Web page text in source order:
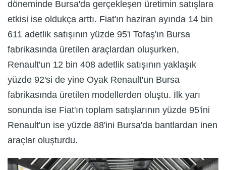
döneminde Bursa'da gerçekleşen üretimin satışlara
etkisi ise oldukça arttı. Fiat'ın haziran ayında 14 bin
611 adetlik satışının yüzde 95'i Tofaş'ın Bursa
fabrikasında üretilen araçlardan oluşurken,
Renault'un 12 bin 408 adetlik satışının yaklaşık
yüzde 92'si de yine Oyak Renault'un Bursa
fabrikasında üretilen modellerden oluştu. İlk yarı
sonunda ise Fiat'ın toplam satışlarının yüzde 95'ini
Renault'un ise yüzde 88'ini Bursa'da bantlardan inen
araçlar oluşturdu.